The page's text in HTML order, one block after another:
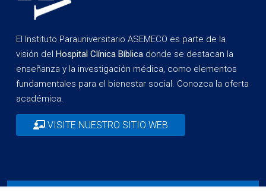
El Instituto Parauniversitario ASEMECO es parte de la
visión del Hospital Clínica Bíblica donde se destacan la
enseñanza y la investigación médica, como elementos
fundamentales para el bienestar social. Conozca la oferta
académica.
VISITE NUESTRO SITIO WEB